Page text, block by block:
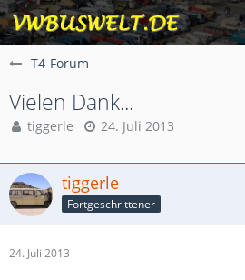
T4-Forum
Vielen Dank...
tiggerle 24. Juli 2013
tiggerle
Fortgeschrittener
24. Juli 2013